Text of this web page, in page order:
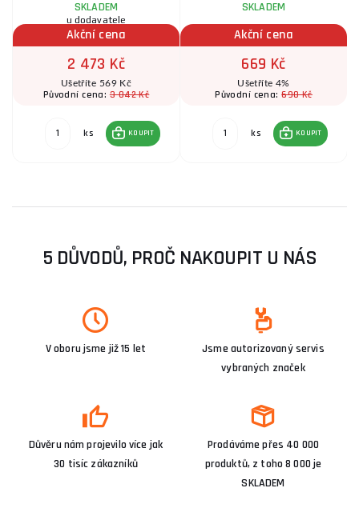
SKLADEM
u dodavatele
Akční cena
2 473 Kč
Ušetříte 569 Kč
Původní cena:3 042 Kč
ks KOUPIT
SKLADEM
Akční cena
669 Kč
Ušetříte 4%
Původní cena:690 Kč
ks KOUPIT
5 DŮVODŮ, PROČ NAKOUPIT U NÁS
V oboru jsme již 15 let
Jsme autorizovaný servis
vybraných značek
Důvěru nám projevilo více jak
30 tisíc zákazníků
Prodáváme přes 40 000
produktů, z toho 8 000 je
SKLADEM